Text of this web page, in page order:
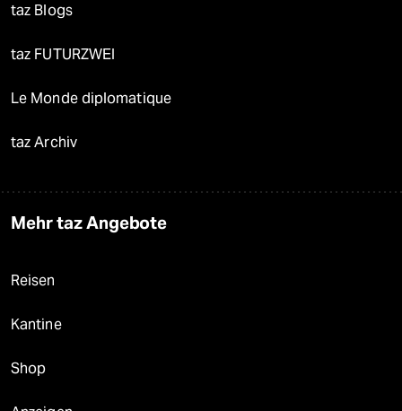
taz Blogs
taz FUTURZWEI
Le Monde diplomatique
taz Archiv
Mehr taz Angebote
Reisen
Kantine
Shop